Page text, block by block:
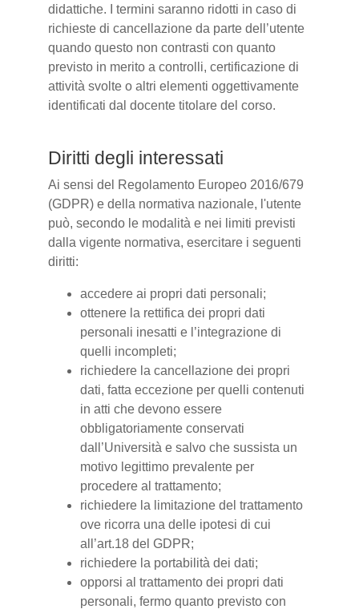
didattiche. I termini saranno ridotti in caso di
richieste di cancellazione da parte dell’utente
quando questo non contrasti con quanto
previsto in merito a controlli, certificazione di
attività svolte o altri elementi oggettivamente
identificati dal docente titolare del corso.
Diritti degli interessati
Ai sensi del Regolamento Europeo 2016/679
(GDPR) e della normativa nazionale, l'utente
può, secondo le modalità e nei limiti previsti
dalla vigente normativa, esercitare i seguenti
diritti:
accedere ai propri dati personali;
ottenere la rettifica dei propri dati
personali inesatti e l’integrazione di
quelli incompleti;
richiedere la cancellazione dei propri
dati, fatta eccezione per quelli contenuti
in atti che devono essere
obbligatoriamente conservati
dall’Università e salvo che sussista un
motivo legittimo prevalente per
procedere al trattamento;
richiedere la limitazione del trattamento
ove ricorra una delle ipotesi di cui
all’art.18 del GDPR;
richiedere la portabilità dei dati;
opporsi al trattamento dei propri dati
personali, fermo quanto previsto con